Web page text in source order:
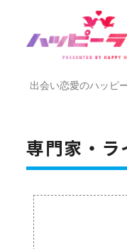
出会い恋愛のハッピ
専門家・ラ